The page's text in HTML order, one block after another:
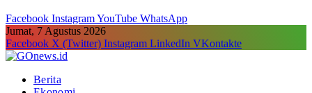
Facebook InstagramYouTube WhatsApp
Jumat, 7 Agustus 2026
Facebook X (Twitter) Instagram LinkedIn VKontakte
Berita